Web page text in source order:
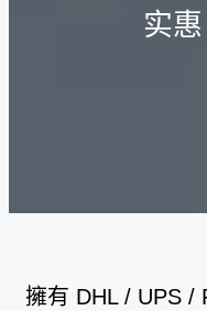
实
擁有 DHL / UPS /